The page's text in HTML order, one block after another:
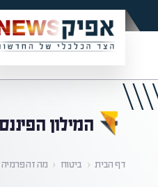
המילון
דף הבית ‹ ביטוח ‹ מה זה